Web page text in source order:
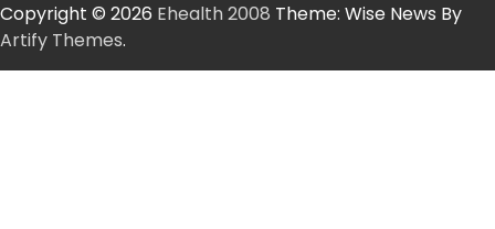
Copyright © 2026 Ehealth 2008 Theme: Wise News By
Artify Themes.